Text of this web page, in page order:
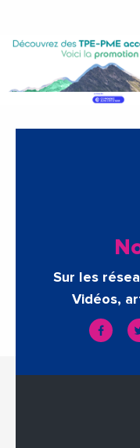
Sur les
Vidéos,